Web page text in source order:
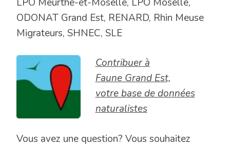
ODONAT Grand Est, RENARD, Rhin Meuse
Migrateurs, SHNEC, SLE
Contribuer à
Faune Grand Est,
votre base de données
naturalistes
Vous avez une question? Vous souhaitez